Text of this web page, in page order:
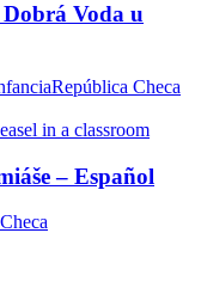
Voda u
República Checa
– Español